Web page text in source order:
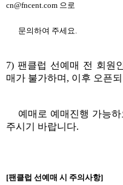
cn@fncent.com 으로
문의하여 주세요.
7) 팬클럽 선예매 전 회원
매가 불가하며 , 이후 오픈
예매로 예매진행 가능하
주시기 바랍니다.
[팬클럽 선예매 시 주의사항]